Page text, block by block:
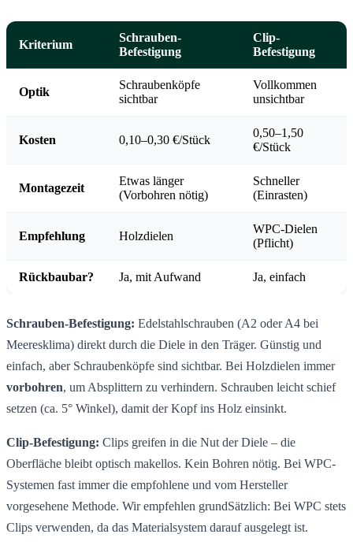
Kriterium
Schrauben-
Befestigung
Clip-
Befestigung
Optik
Schraubenköpfe
sichtbar
Vollkommen
unsichtbar
Kosten 0,10–0,30 €/Stück
0,50–1,50
€/Stück
Montagezeit
Etwas länger
(Vorbohren nötig)
Schneller
(Einrasten)
Empfehlung Holzdielen
WPC-Dielen
(Pflicht)
Rückbaubar? Ja, mit Aufwand Ja, einfach
Schrauben-Befestigung: Edelstahlschrauben (A2 oder A4 bei
Meeresklima) direkt durch die Diele in den Träger. Günstig und
einfach, aber Schraubenköpfe sind sichtbar. Bei Holzdielen immer
vorbohren, um Absplittern zu verhindern. Schrauben leicht schief
setzen (ca. 5° Winkel), damit der Kopf ins Holz einsinkt.
Clip-Befestigung: Clips greifen in die Nut der Diele – die
Oberfläche bleibt optisch makellos. Kein Bohren nötig. Bei WPC-
Systemen fast immer die empfohlene und vom Hersteller
vorgesehene Methode. Wir empfehlen grundSätzlich: Bei WPC stets
Clips verwenden, da das Materialsystem darauf ausgelegt ist.